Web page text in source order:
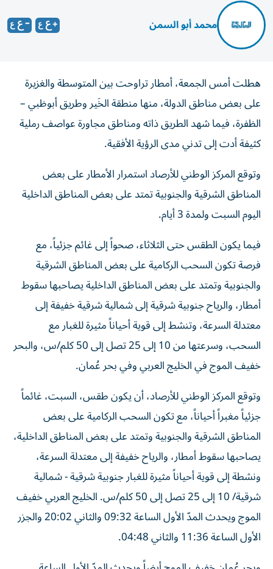
محمد أبو السمن
هطلت أمس الجمعة، أمطار تراوحت بين المتوسطة والغزيرة
على بعض مناطق الدولة، منها منطقة الخَير وطريق أبوظبي –
الظفرة، فيما شهد الطريق ذاته ومناطق مجاورة عواصف رملية
كثيفة أدت إلى تدني مدى الرؤية الأفقية.
وتوقع المركز الوطني للأرصاد استمرار الأمطار على بعض
المناطق الشرقية والجنوبية تمتد على بعض المناطق الداخلية
اليوم السبت ولمدة 3 أيام.
فيما يكون الطقس حتى الثلاثاء، صحواً إلى غائم جزئياً، مع
فرصة تكون السحب الركامية على بعض المناطق الشرقية
والجنوبية وتمتد على بعض المناطق الداخلية يصاحبها سقوط
أمطار، والرياح جنوبية شرقية إلى شمالية شرقية خفيفة إلى
معتدلة السرعة، وتنشط إلى قوية أحياناً مثيرة للغبار مع
السحب، وسرعتها من 10 إلى 25 تصل إلى 50 كلم/س، والبحر
خفيف الموج في الخليج العربي وفي بحر عُمان.
وتوقع المركز الوطني للأرصاد، أن يكون طقس، السبت، غائماً
جزئياً مغبراً أحياناً، مع تكون السحب الركامية على بعض
المناطق الشرقية والجنوبية وتمتد على بعض المناطق الداخلية،
يصاحبها سقوط أمطار، والرياح خفيفة إلى معتدلة السرعة،
ونشطة إلى قوية أحياناً مثيرة للغبار جنوبية شرقية - شمالية
شرقية/ 10 إلى 25 تصل إلى 50 كلم/س. الخليج العربي خفيف
الموج ويحدث المدّ الأول الساعة 09:32 والثاني 20:02 والجزر
الأول الساعة 11:36 والثاني 04:48.